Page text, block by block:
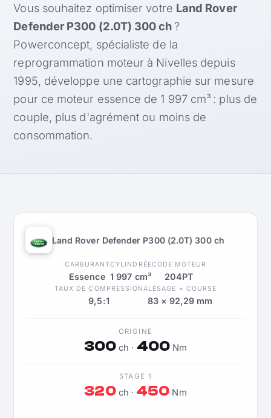
Vous souhaitez optimiser votre Land Rover
Defender P300 (2.0T) 300 ch?
Powerconcept, spécialiste de la
reprogrammation moteur à Nivelles depuis
1995, développe une cartographie sur mesure
pour ce moteur essence de 1 997 cm³ : plus de
couple, plus d'agrément ou moins de
consommation.
Land Rover Defender P300 (2.0T) 300 ch
CARBURANT
Essence
CYLINDRÉE
1 997 cm³
CODE MOTEUR
204PT
TAUX DE COMPRESSION
9,5:1
ALÉSAGE × COURSE
83 × 92,29 mm
ORIGINE
300 ch · 400Nm
STAGE 1
320ch · 450 Nm